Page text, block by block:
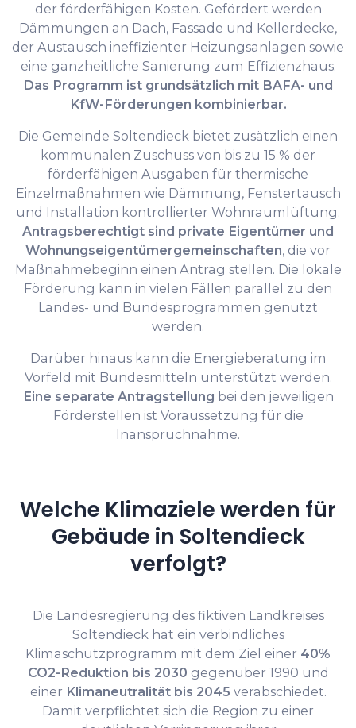
der förderfähigen Kosten. Gefördert werden
Dämmungen an Dach, Fassade und Kellerdecke,
der Austausch ineffizienter Heizungsanlagen sowie
eine ganzheitliche Sanierung zum Effizienzhaus.
Das Programm ist grundsätzlich mit BAFA- und
KfW-Förderungen kombinierbar.
Die Gemeinde Soltendieck bietet zusätzlich einen
kommunalen Zuschuss von bis zu 15 % der
förderfähigen Ausgaben für thermische
Einzelmaßnahmen wie Dämmung, Fenstertausch
und Installation kontrollierter Wohnraumlüftung.
Antragsberechtigt sind private Eigentümer und
Wohnungseigentümergemeinschaften, die vor
Maßnahmebeginn einen Antrag stellen. Die lokale
Förderung kann in vielen Fällen parallel zu den
Landes- und Bundesprogrammen genutzt
werden.
Darüber hinaus kann die Energieberatung im
Vorfeld mit Bundesmitteln unterstützt werden.
Eine separate Antragstellung bei den jeweiligen
Förderstellen ist Voraussetzung für die
Inanspruchnahme.
Welche Klimaziele werden für
Gebäude in Soltendieck
verfolgt?
Die Landesregierung des fiktiven Landkreises
Soltendieck hat ein verbindliches
Klimaschutzprogramm mit dem Ziel einer 40%
CO2-Reduktion bis 2030 gegenüber 1990 und
einer Klimaneutralität bis 2045 verabschiedet.
Damit verpflichtet sich die Region zu einer